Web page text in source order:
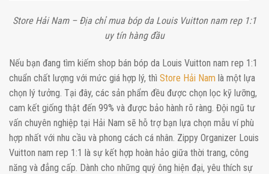
Store Hải Nam – Địa chỉ mua bóp da Louis Vuitton nam rep 1:1
uy tín hàng đầu
Nếu bạn đang tìm kiếm shop bán bóp da Louis Vuitton nam rep 1:1
chuẩn chất lượng với mức giá hợp lý, thì Store Hải Nam là một lựa
chọn lý tưởng. Tại đây, các sản phẩm đều được chọn lọc kỹ lưỡng,
cam kết giống thật đến 99% và được bảo hành rõ ràng. Đội ngũ tư
vấn chuyên nghiệp tại Hải Nam sẽ hỗ trợ bạn lựa chọn mẫu ví phù
hợp nhất với nhu cầu và phong cách cá nhân. Zippy Organizer Louis
Vuitton nam rep 1:1 là sự kết hợp hoàn hảo giữa thời trang, công
năng và đẳng cấp. Dành cho những quý ông hiện đại, yêu thích sự